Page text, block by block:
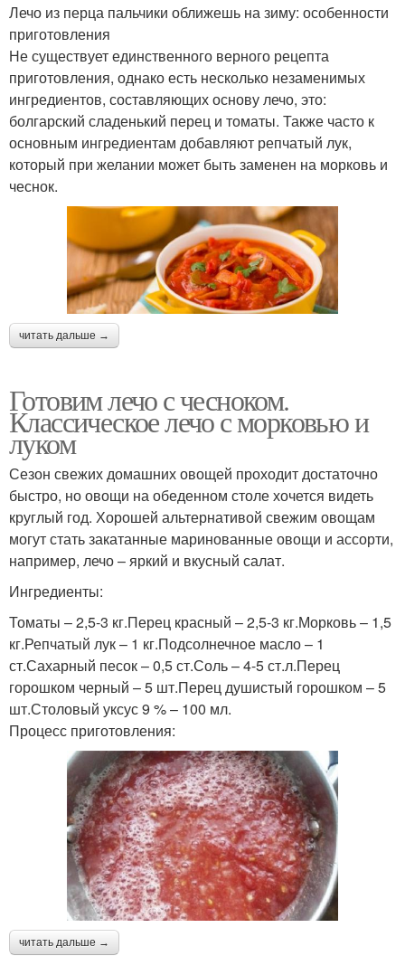
Лечо из перца пальчики оближешь на зиму: особенности
приготовления
Не существует единственного верного рецепта
приготовления, однако есть несколько незаменимых
ингредиентов, составляющих основу лечо, это:
болгарский сладенький перец и томаты. Также часто к
основным ингредиентам добавляют репчатый лук,
который при желании может быть заменен на морковь и
чеснок.
читать дальше →
Готовим лечо с чесноком.
Классическое лечо с морковью и
луком
Сезон свежих домашних овощей проходит достаточно
быстро, но овощи на обеденном столе хочется видеть
круглый год. Хорошей альтернативой свежим овощам
могут стать закатанные маринованные овощи и ассорти,
например, лечо – яркий и вкусный салат.
Ингредиенты:
Томаты – 2,5-3 кг.Перец красный – 2,5-3 кг.Морковь – 1,5
кг.Репчатый лук – 1 кг.Подсолнечное масло – 1
ст.Сахарный песок – 0,5 ст.Соль – 4-5 ст.л.Перец
горошком черный – 5 шт.Перец душистый горошком – 5
шт.Столовый уксус 9 % – 100 мл.
Процесс приготовления:
читать дальше →